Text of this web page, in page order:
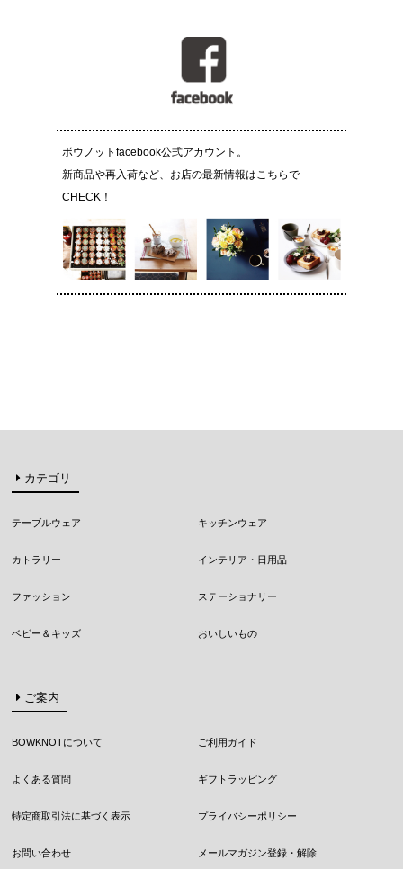
ボウノットfacebook公式アカウント。
新商品や再入荷など、お店の最新情報はこちらで
CHECK！
カテゴリ
テーブルウェア キッチンウェア
カトラリー インテリア・日用品
ファッション ステーショナリー
ベビー＆キッズ おいしいもの
ご案内
BOWKNOTについて ご利用ガイド
よくある質問 ギフトラッピング
特定商取引法に基づく表示 プライバシーポリシー
お問い合わせ メールマガジン登録・解除